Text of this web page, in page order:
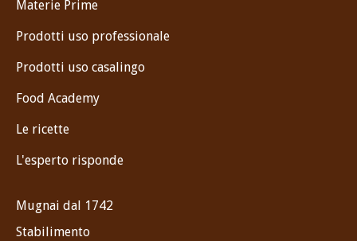
Materie Prime
Prodotti uso professionale
Prodotti uso casalingo
Food Academy
Le ricette
L'esperto risponde
Mugnai dal 1742
Stabilimento